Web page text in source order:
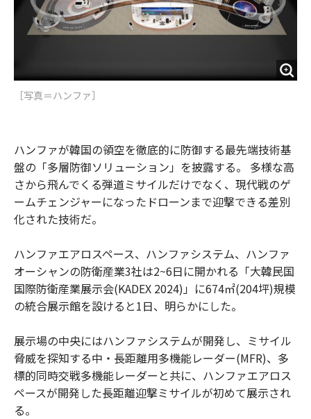
［写真＝ハンファ］
ハンファが韓国の領空を徹底的に防御する最先端技術基
盤の「多層防御ソリューション」を披露する。 多様な高
さから飛んでくる弾道ミサイルだけでなく、現代戦のゲ
ームチェンジャーになったドローンまで迎撃できる差別
化された技術だ。
ハンファエアロスペース、ハンファシステム、ハンファ
オーシャンの防衛産業3社は2~6日に開かれる「大韓民国
国際防衛産業展示会(KADEX 2024)」に674㎡(204坪)規模
の統合展示館を設けると1日、明らかにした。
展示場の中央にはハンファシステムが開発し、ミサイル
脅威を探知する中・長距離用多機能レーダー(MFR)、多
標的同時交戦多機能レーダーと共に、ハンファエアロス
ペースが開発した長距離迎撃ミサイルが初めて展示され
る。